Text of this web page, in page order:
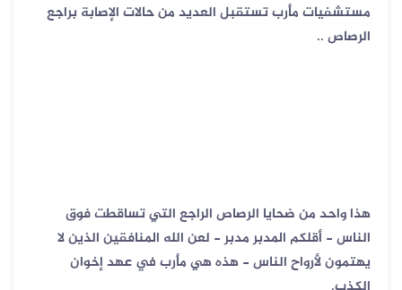
مستشفيات مأرب تستقبل العديد من حالات الإصابة براجع
الرصاص ..
هذا واحد من ضحايا الرصاص الراجع التي تساقطت فوق
الناس - أقلكم المدبر مدبر - لعن الله المنافقين الذين لا
يهتمون لأرواح الناس - هذه هي مأرب في عهد إخوان